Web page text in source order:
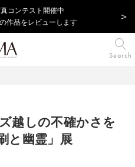
コンテスト開催中
作品をレビューします
Search
越しの不確かさを
と幽霊」展